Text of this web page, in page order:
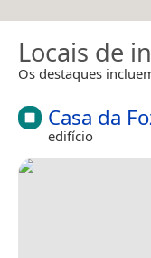
Locais de
Os destaques
Casa da
edifício